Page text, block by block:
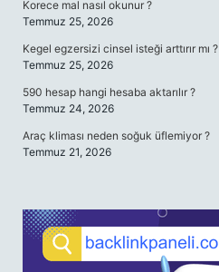
Korece mal nasıl okunur ?
Temmuz 25, 2026
Kegel egzersizi cinsel isteği arttırır mı ?
Temmuz 25, 2026
590 hesap hangi hesaba aktarılır ?
Temmuz 24, 2026
Araç kliması neden soğuk üflemiyor ?
Temmuz 21, 2026